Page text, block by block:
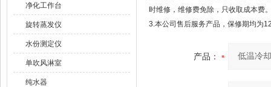
净化工作台
旋转蒸发仪
水份测定仪
单吹风淋室
纯水器
时维修，维修费免除，只收取成本费
3.本公司售后服务产品，保修期均为
产品：